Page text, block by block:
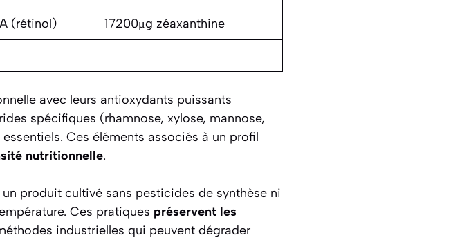
(rétinol) 17200μg zéaxanthine
avec leurs antioxydants puissants
spécifiques (rhamnose, xylose, mannose,
Ces éléments associés à un profil
nutritionnelle.
produit cultivé sans pesticides de synthèse ni
Ces pratiques préservent les
industrielles qui peuvent dégrader